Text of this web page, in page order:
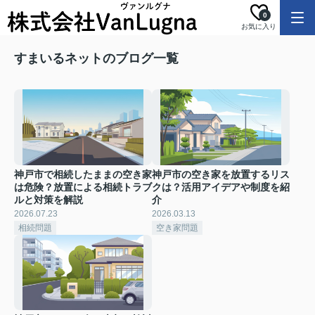
お気に入り
0
すまいるネットのブログ一覧
神戸市で相続したままの空き家
は危険？放置による相続トラブ
ルと対策を解説
2026.07.23
相続問題
神戸市の空き家を放置するリス
クは？活用アイデアや制度を紹
介
2026.03.13
空き家問題